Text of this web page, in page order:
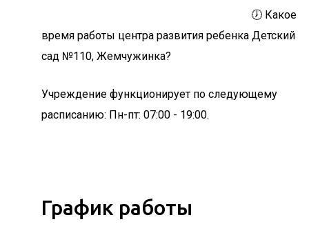
🕖 Какое
время работы центра развития ребенка Детский
сад №110, Жемчужинка?
Учреждение функционирует по следующему
расписанию: Пн-пт: 07:00 - 19:00.
График работы